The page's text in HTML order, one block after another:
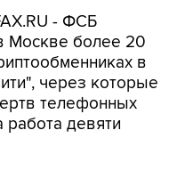
- ФСБ
Москве более 20
в
через которые
телефонных
девяти